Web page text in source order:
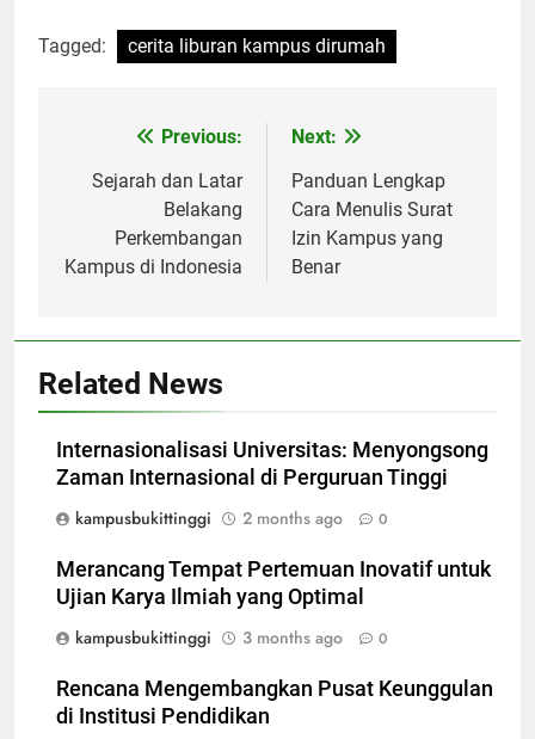
Tagged: cerita liburan kampus dirumah
navigation
Previous:
Sejarah dan Latar
Belakang
Perkembangan
Kampus di Indonesia
Next:
Panduan Lengkap
Cara Menulis Surat
Izin Kampus yang
Benar
Related News
Internasionalisasi Universitas: Menyongsong
Zaman Internasional di Perguruan Tinggi
kampusbukittinggi
2 months ago 0
Merancang Tempat Pertemuan Inovatif untuk
Ujian Karya Ilmiah yang Optimal
kampusbukittinggi
3 months ago 0
Rencana Mengembangkan Pusat Keunggulan
di Institusi Pendidikan